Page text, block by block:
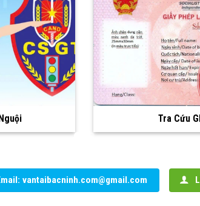
Khách
vantaibacninh.com@gmail.com